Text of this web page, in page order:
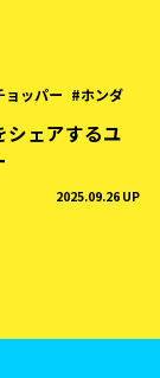
ョッパー ホンダ
シェアするユ
2025.09.26 UP